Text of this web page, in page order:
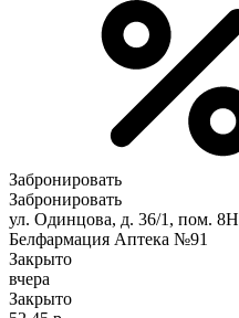
Забронировать
Забронировать
ул. Одинцова, д. 36/1, пом. 8Н
Белфармация Аптека №91
Закрыто
вчера
Закрыто